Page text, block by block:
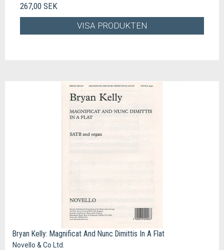
267,00 SEK
VISA PRODUKTEN
Bryan Kelly: Magnificat And Nunc Dimittis In A Flat
Novello & Co Ltd.